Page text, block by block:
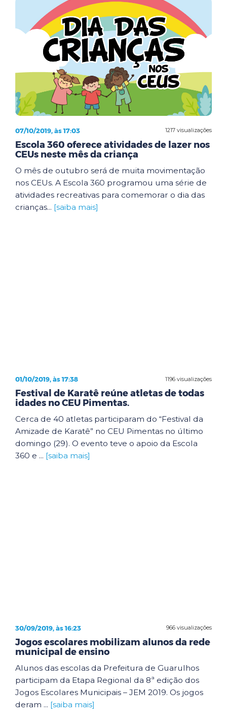
1217 visualizações
07/10/2019, às 17:03
Escola 360 oferece atividades de lazer nos
CEUs neste mês da criança
O mês de outubro será de muita movimentação
nos CEUs. A Escola 360 programou uma série de
atividades recreativas para comemorar o dia das
crianças... [saiba mais]
1196 visualizações
01/10/2019, às 17:38
Festival de Karatê reúne atletas de todas
idades no CEU Pimentas.
Cerca de 40 atletas participaram do “Festival da
Amizade de Karatê” no CEU Pimentas no último
domingo (29). O evento teve o apoio da Escola
360 e ... [saiba mais]
966 visualizações
30/09/2019, às 16:23
Jogos escolares mobilizam alunos da rede
municipal de ensino
Alunos das escolas da Prefeitura de Guarulhos
participam da Etapa Regional da 8ª edição dos
Jogos Escolares Municipais – JEM 2019. Os jogos
deram ... [saiba mais]